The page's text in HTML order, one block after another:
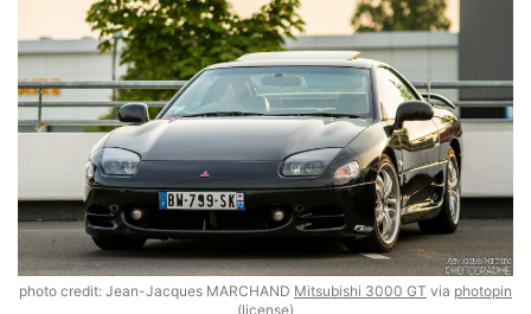
photo credit: Jean-Jacques MARCHAND Mitsubishi 3000 GT via photopin
(license)